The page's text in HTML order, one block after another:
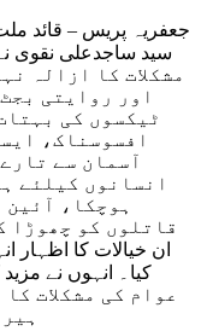
جعفریہ پریس – قائد
مشکلات کا ازالہ
اور روایتی
ٹیکسوں کی
افسوسناک،
آسمان سے
انسانوں کیلئے
ہوچکا،
قاتلوں کو چھوڑا
عوام کی مشکلات